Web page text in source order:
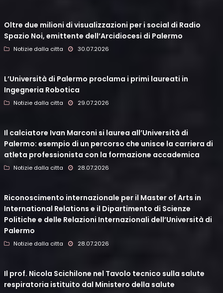
Oltre due milioni di visualizzazioni per i social di Radio
Spazio Noi, emittente dell’Arcidiocesi di Palermo
Notizie dalla citta 30.07.2026
L’Università di Palermo proclama i primi laureati in
Ingegneria Robotica
Notizie dalla citta 29.07.2026
Il calciatore Ivan Marconi si laurea all’Università di
Palermo: esempio di un percorso che unisce la carriera di
atleta professionista con la formazione accademica
Notizie dalla citta 28.07.2026
Riconoscimento internazionale per il Master of Arts in
International Relations e il Dipartimento di Scienze
Politiche e delle Relazioni Internazionali dell’Università di
Palermo
Notizie dalla citta 28.07.2026
Il prof. Nicola Scichilone nel Tavolo tecnico sulla salute
respiratoria istituito dal Ministero della salute